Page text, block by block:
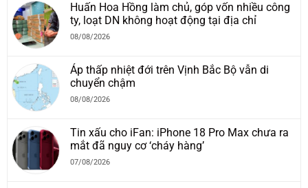
Huấn Hoa Hồng làm chủ, góp vốn nhiều công
ty, loạt DN không hoạt động tại địa chỉ
08/08/2026
Áp thấp nhiệt đới trên Vịnh Bắc Bộ vẫn di
chuyển chậm
08/08/2026
Tin xấu cho iFan: iPhone 18 Pro Max chưa ra
mắt đã nguy cơ ‘cháy hàng’
07/08/2026